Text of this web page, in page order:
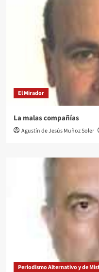
El Mirador
La malas compañías
Agustín de Jesús Muñoz Soler
Periodismo Alternativo y de